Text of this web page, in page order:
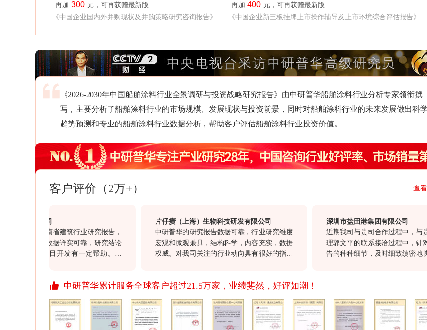
再加 300 元，可再获赠最新版
《中国企业国内外并购现状及并购策略研究咨询报告》
再加 400 元，可再获赠最新版
《中国企业新三板挂牌上市操作辅导及上市环境综合评估报告》
《2026-2030年中国船舶涂料行业全景调研与投资战略研究报告》由中研普华船舶涂料行业分析专家领衔撰
写，主要分析了船舶涂料行业的市场规模、发展现状与投资前景，同时对船舶涂料行业的未来发展做出科
趋势预测和专业的船舶涂料行业数据分析，帮助客户评估船舶涂料行业投资价值。
客户评价（2万+） 查
购买的海南省建筑行业研究报告，
观全面，数据详实可靠，研究结论
我司的项目开发有一定帮助。另
片仔癀（上海）生物科技研发有限公司
中研普华的研究报告数据可靠，行业研究维度
宏观和微观兼具，结构科学，内容充实，数据
权威。对我司关注的行业动向具有很好的指导
行业报告质量均满意，祝愿贵司继续以前沿的
开拓更多、更丰富的资讯产品，与我们共同发
展、进步！
深圳市盐田港集团有限公司
近期我司与贵司合作过程中，与贵公
理郭文平的联系接洽过程中，针对我
告的种种细节，及时细致缜密地协助
作。
中研普华累计服务全球客户超过21.5万家，业绩斐然，好评如潮！